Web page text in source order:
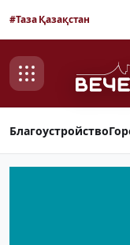
#Таза Қазақстан
Благоустройство